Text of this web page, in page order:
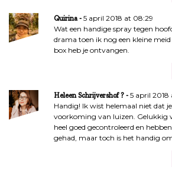
Quirina
5 april 2018 at 08:29
Wat een handige spray tegen
drama toen ik nog een kleine meid
box heb je ontvangen.
Heleen Schrijvershof ?
5 april 2018
Handig! Ik wist helemaal niet dat
voorkoming van luizen. Gelukkig
heel goed gecontroleerd en
gehad, maar toch is het handig